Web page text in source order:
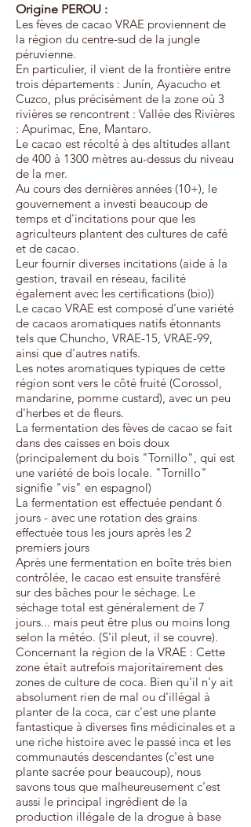
Origine PEROU :
Les fèves de cacao VRAE proviennent de
la région du centre-sud de la jungle
péruvienne.
En particulier, il vient de la frontière entre
trois départements : Junín, Ayacucho et
Cuzco, plus précisément de la zone où 3
rivières se rencontrent : Vallée des Rivières
: Apurimac, Ene, Mantaro.
Le cacao est récolté à des altitudes allant
de 400 à 1300 mètres au-dessus du niveau
de la mer.
Au cours des dernières années (10+), le
gouvernement a investi beaucoup de
temps et d'incitations pour que les
agriculteurs plantent des cultures de café
et de cacao.
Leur fournir diverses incitations (aide à la
gestion, travail en réseau, facilité
également avec les certifications (bio))
Le cacao VRAE est composé d'une variété
de cacaos aromatiques natifs étonnants
tels que Chuncho, VRAE-15, VRAE-99,
ainsi que d'autres natifs.
Les notes aromatiques typiques de cette
région sont vers le côté fruité (Corossol,
mandarine, pomme custard), avec un peu
d'herbes et de fleurs.
La fermentation des fèves de cacao se fait
dans des caisses en bois doux
(principalement du bois "Tornillo", qui est
une variété de bois locale. "Tornillo"
signifie "vis" en espagnol)
La fermentation est effectuée pendant 6
jours - avec une rotation des grains
effectuée tous les jours après les 2
premiers jours
Après une fermentation en boîte très bien
contrôlée, le cacao est ensuite transféré
sur des bâches pour le séchage. Le
séchage total est généralement de 7
jours... mais peut être plus ou moins long
selon la météo. (S'il pleut, il se couvre).
Concernant la région de la VRAE : Cette
zone était autrefois majoritairement des
zones de culture de coca. Bien qu'il n'y ait
absolument rien de mal ou d'illégal à
planter de la coca, car c'est une plante
fantastique à diverses fins médicinales et a
une riche histoire avec le passé inca et les
communautés descendantes (c'est une
plante sacrée pour beaucoup), nous
savons tous que malheureusement c'est
aussi le principal ingrédient de la
production illégale de la drogue à base